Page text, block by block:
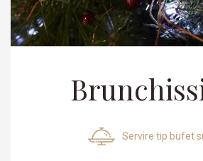
Servire tip bufet